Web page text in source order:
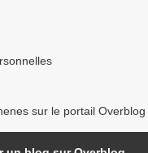
sur le portail Overblog